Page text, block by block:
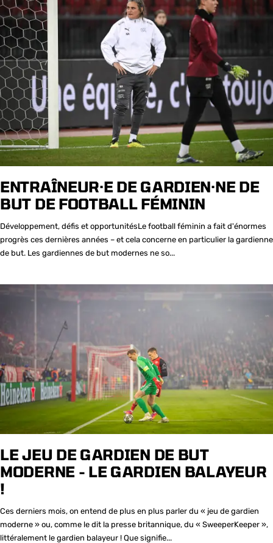
ENTRAÎNEUR·E DE GARDIEN·NE DE
BUT DE FOOTBALL FÉMININ
Développement, défis et opportunitésLe football féminin a fait d'énormes
progrès ces dernières années – et cela concerne en particulier la gardienne
de but. Les gardiennes de but modernes ne so...
LE JEU DE GARDIEN DE BUT
MODERNE - LE GARDIEN BALAYEUR
!
Ces derniers mois, on entend de plus en plus parler du « jeu de gardien
moderne » ou, comme le dit la presse britannique, du « SweeperKeeper »,
littéralement le gardien balayeur ! Que signifie...